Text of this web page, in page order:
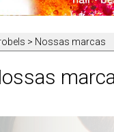
> Nossas marcas